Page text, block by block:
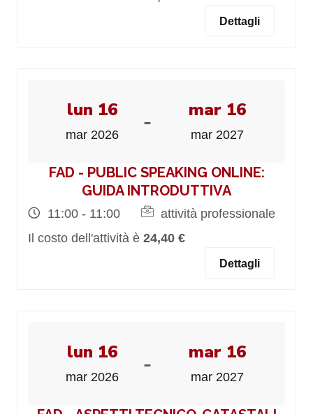
Dettagli
lun 16
mar 2026 - mar 16
mar 2027
FAD - PUBLIC SPEAKING ONLINE:
GUIDA INTRODUTTIVA
11:00 - 11:00
attività professionale
Il costo dell'attività è 24,40 €
Dettagli
lun 16
mar 2026 - mar 16
mar 2027